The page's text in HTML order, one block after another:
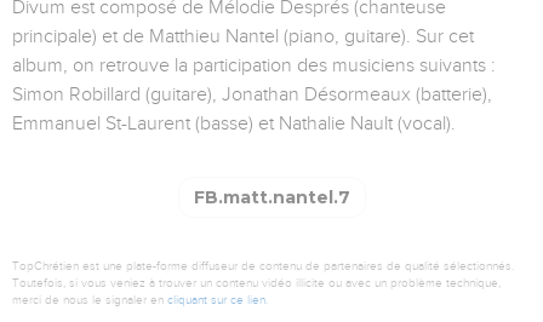
Divum est composé de Mélodie Després (chanteuse
principale) et de Matthieu Nantel (piano, guitare). Sur cet
album, on retrouve la participation des musiciens suivants :
Simon Robillard (guitare), Jonathan Désormeaux (batterie),
Emmanuel St-Laurent (basse) et Nathalie Nault (vocal).
FB.matt.nantel.7
TopChrétien est une plate-forme diffuseur de contenu de partenaires de qualité sélectionnés.
Toutefois, si vous veniez à trouver un contenu vidéo illicite ou avec un problème technique,
merci de nous le signaler en cliquant sur ce lien.